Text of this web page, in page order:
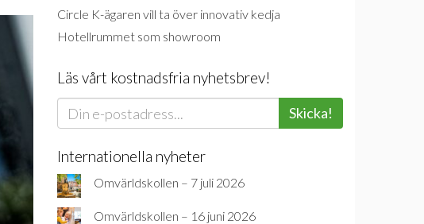
Circle K-ägaren vill ta över innovativ kedja
Hotellrummet som showroom
Läs vårt kostnadsfria nyhetsbrev!
Skicka!
Internationella nyheter
Omvärldskollen – 7 juli 2026
Omvärldskollen – 16 juni 2026